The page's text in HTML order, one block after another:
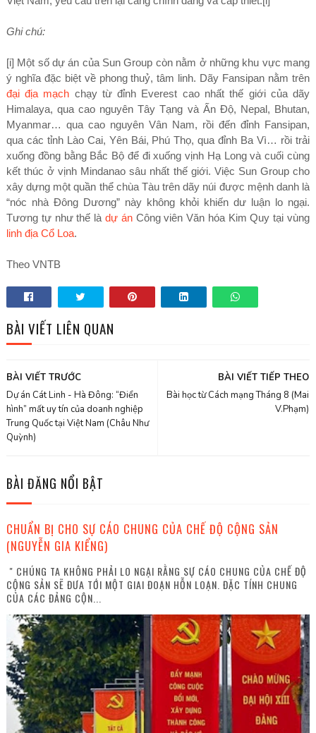
Ghi chú:
[i] Một số dự án của Sun Group còn nằm ở những khu vực mang
ý nghĩa đặc biệt về phong thuỷ, tâm linh. Dãy Fansipan nằm trên
đại địa mạch chạy từ đỉnh Everest cao nhất thế giới của dãy
Himalaya, qua cao nguyên Tây Tạng và Ấn Độ, Nepal, Bhutan,
Myanmar… qua cao nguyên Vân Nam, rồi đến đỉnh Fansipan,
qua các tỉnh Lào Cai, Yên Bái, Phú Thọ, qua đỉnh Ba Vì… rồi trải
xuống đồng bằng Bắc Bộ để đi xuống vịnh Hạ Long và cuối cùng
kết thúc ở vịnh Mindanao sâu nhất thế giới. Việc Sun Group cho
xây dựng một quần thể chùa Tàu trên dãy núi được mệnh danh là
“nóc nhà Đông Dương” này không khỏi khiến dư luận lo ngại.
Tương tự như thế là dự ánCông viên Văn hóa Kim Quy tại vùng
linh địa Cổ Loa.
Theo VNTB
BÀI VIẾT LIÊN QUAN
BÀI VIẾT TIẾP THEO
Bài học từ Cách mạng Tháng 8 (Mai
V.Phạm)
BÀI VIẾT TRƯỚC
Dự án Cát Linh - Hà Đông: “Điển
hình” mất uy tín của doanh nghiệp
Trung Quốc tại Việt Nam (Châu Như
Quỳnh)
BÀI ĐĂNG NỔI BẬT
CHUẨN BỊ CHO SỰ CÁO CHUNG CỦA CHẾ ĐỘ CỘNG SẢN
(NGUYỄN GIA KIỂNG)
" CHÚNG TA KHÔNG PHẢI LO NGẠI RẰNG SỰ CÁO CHUNG CỦA CHẾ ĐỘ
CỘNG SẢN SẼ ĐƯA TỚI MỘT GIAI ĐOẠN HỖN LOẠN. ĐẶC TÍNH CHUNG
CỦA CÁC ĐẢNG CỘN...